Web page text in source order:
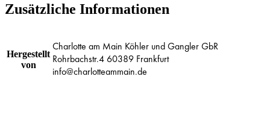
Zusätzliche Informationen
Hergestellt
von
Charlotte am Main Köhler und Gangler GbR
Rohrbachstr.4 60389 Frankfurt
info@charlotteammain.de